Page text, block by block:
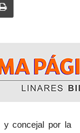
y concejal por la